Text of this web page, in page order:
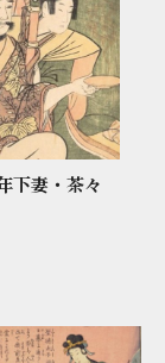
下妻・茶々